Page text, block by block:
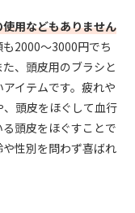
用などもありません
も2000〜3000円でち
、頭皮用のブラシと
イテムです。疲れや
頭皮をほぐして血行
頭皮をほぐすことで
性別を問わず喜ばれ